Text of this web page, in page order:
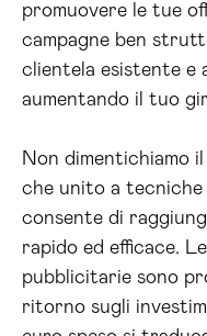
promuovere le tue
campagne ben
clientela esistente
aumentando il tuo
Non dimentichiamo il
che unito a tecniche
consente di
rapido ed efficace.
pubblicitarie sono
ritorno sugli